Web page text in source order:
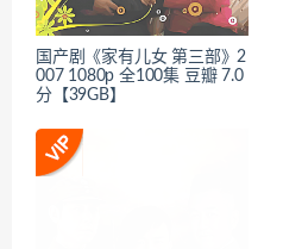
国产剧《家有儿女 第三部》2
007 1080p 全100集 豆瓣 7.0
分【39GB】